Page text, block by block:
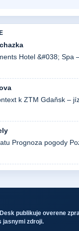
Hotel &#038; Spa
k ZTM Gdaňsk –
Prognoza pogody
publikuje overene
jasnymi zdroji.